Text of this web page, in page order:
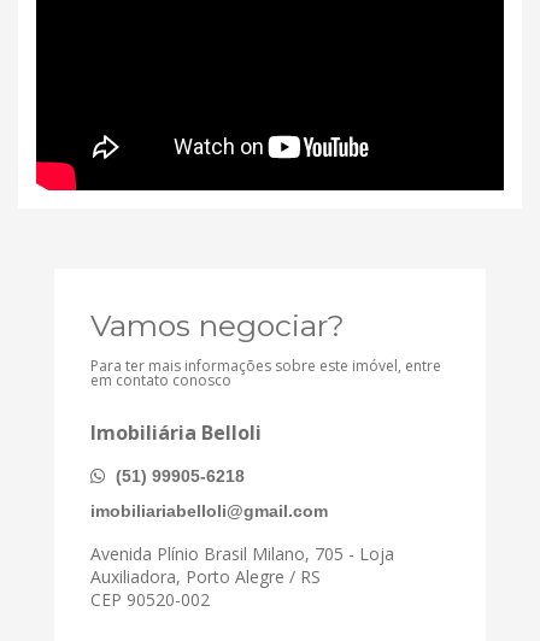
Vamos negociar?
Para ter mais informações sobre este imóvel, entre
em contato conosco
Imobiliária Belloli
(51) 99905-6218
imobiliariabelloli@gmail.com
Avenida Plínio Brasil Milano, 705 - Loja
Auxiliadora, Porto Alegre / RS
CEP 90520-002